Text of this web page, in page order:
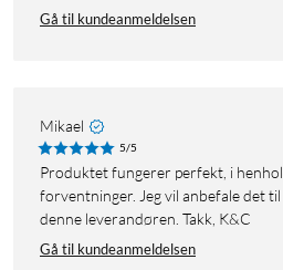
Gå til kundeanmeldelsen
Mikael
5/5
Produktet fungerer perfekt, i henhold til mine behov og
forventninger. Jeg vil anbefale det
denne leverandøren. Takk, K&C
Gå til kundeanmeldelsen